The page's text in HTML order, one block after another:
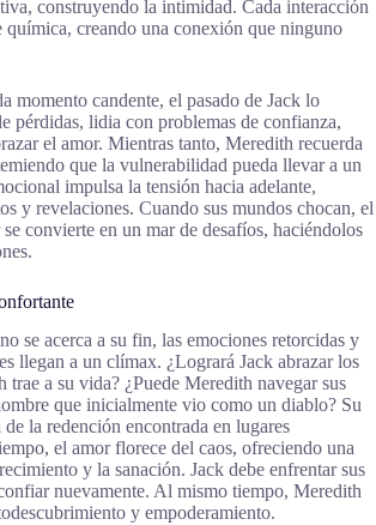
construyendo la intimidad. Cada interacción
química, creando una conexión que ninguno
momento candente, el pasado de Jack lo
pérdidas, lidia con problemas de confianza,
el amor. Mientras tanto, Meredith recuerda
que la vulnerabilidad pueda llevar a un
impulsa la tensión hacia adelante,
y revelaciones. Cuando sus mundos chocan, el
convierte en un mar de desafíos, haciéndolos
se acerca a su fin, las emociones retorcidas y
llegan a un clímax. ¿Logrará Jack abrazar los
trae a su vida? ¿Puede Meredith navegar sus
que inicialmente vio como un diablo? Su
la redención encontrada en lugares
el amor florece del caos, ofreciendo una
y la sanación. Jack debe enfrentar sus
nuevamente. Al mismo tiempo, Meredith
y empoderamiento.